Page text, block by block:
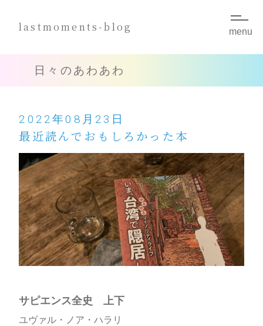
menu
小説 NOVEL
短編小説 幻想/SF/現代ドラマ/ナンセンス
お題小説 煙草
イベント EVENT
lastmoments-blog
日々のあわあわ
2022年08月23日
最近読んでおもしろかった本
サピエンス全史 上下
ユヴァル・ノア・ハラリ